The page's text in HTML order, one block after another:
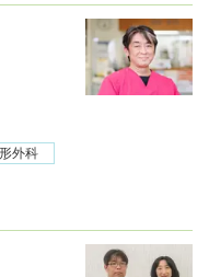
外科